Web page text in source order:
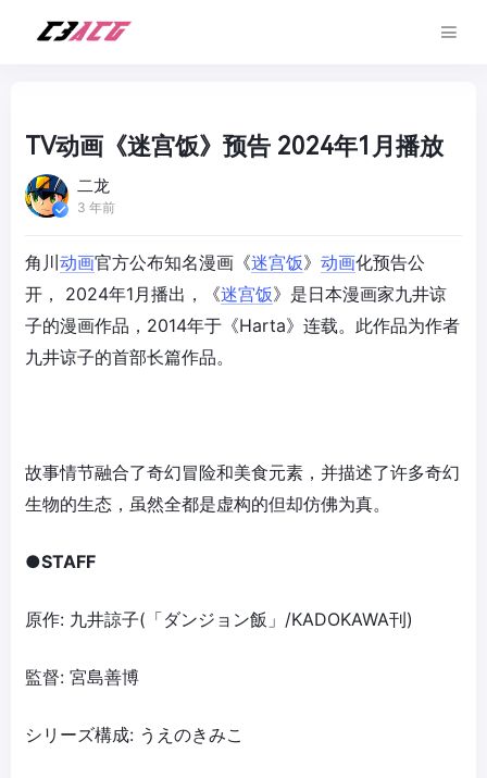
TV动画《迷宫饭》预告 2024年1月播放
二龙
3 年前
角川 动画官方公布知名漫画《迷宫饭》 动画化预告公
开， 2024年1月播出，《迷宫饭》是日本漫画家九井谅
子的漫画作品，2014年于《Harta》连载。此作品为作者
九井谅子的首部长篇作品。
故事情节融合了奇幻冒险和美食元素，并描述了许多奇幻
生物的生态，虽然全都是虚构的但却仿佛为真。
●STAFF
原作: 九井諒子(「ダンジョン飯」/KADOKAWA刊)
監督: 宮島善博
シリーズ構成: うえのきみこ